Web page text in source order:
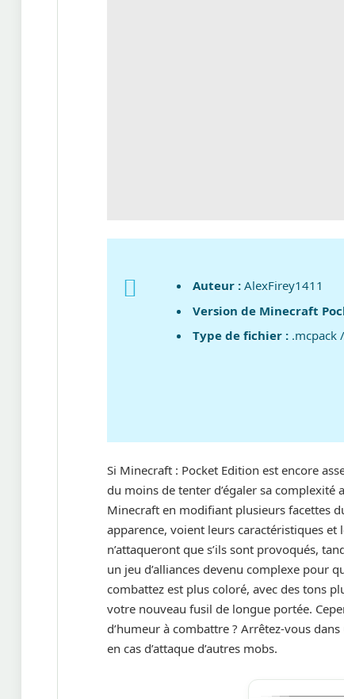
Auteur :AlexFirey1411
Version de Minecraft
Type de fichier : .mcpack
Si Minecraft : Pocket Edition est encore
du moins de tenter d’égaler sa
Minecraft en modifiant plusieurs facettes
apparence, voient leurs caractéristiques
n’attaqueront que s’ils sont provoqués,
un jeu d’alliances devenu complexe pour
combattez est plus coloré, avec des tons
votre nouveau fusil de longue portée.
d’humeur à combattre ? Arrêtez-vous
en cas d’attaque d’autres mobs.